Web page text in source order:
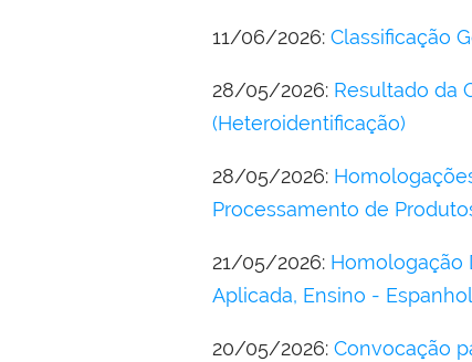
11/06/2026: Classificação
28/05/2026: Resultado da
(Heteroidentificação)
28/05/2026:
Processamento de
21/05/2026: Homologação
Aplicada, Ensino - Espanhol
20/05/2026: Convocação